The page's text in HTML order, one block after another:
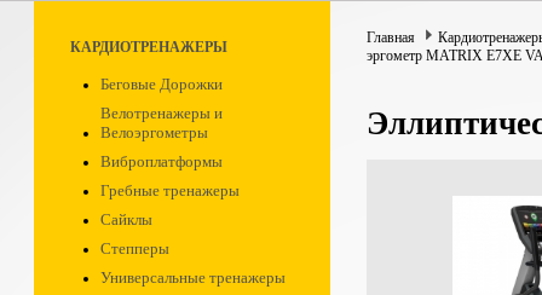
КАРДИОТРЕНАЖЕРЫ
Беговые Дорожки
Велотренажеры и
Велоэргометры
Виброплатформы
Гребные тренажеры
Сайклы
Степперы
Универсальные тренажеры
Главная
эргометр MATRIX E7XE